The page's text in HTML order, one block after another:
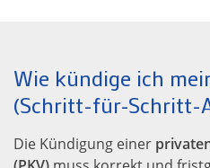
Wie kündige ich
(Schritt-für-Schritt-
Die Kündigung einer